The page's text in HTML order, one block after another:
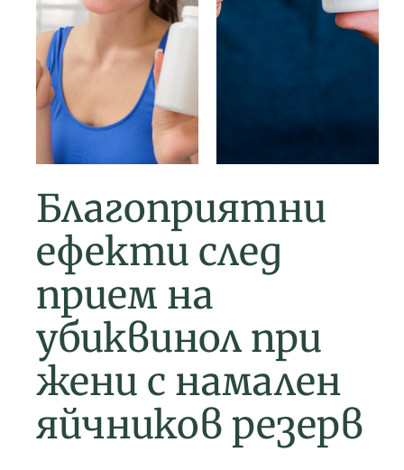
Благоприятни
ефекти след
прием на
убиквинол при
жени с намален
яйчников резерв